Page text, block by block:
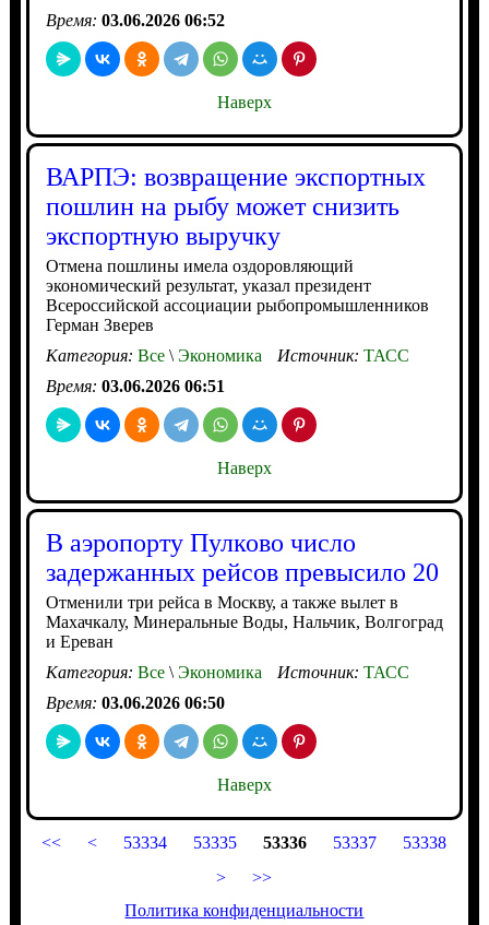
Время: 03.06.2026 06:52
Наверх
ВАРПЭ: возвращение экспортных
пошлин на рыбу может снизить
экспортную выручку
Отмена пошлины имела оздоровляющий
экономический результат, указал президент
Всероссийской ассоциации рыбопромышленников
Герман Зверев
Категория: Все\Экономика Источник: ТАСС
Время: 03.06.2026 06:51
Наверх
В аэропорту Пулково число
задержанных рейсов превысило 20
Отменили три рейса в Москву, а также вылет в
Махачкалу, Минеральные Воды, Нальчик, Волгоград
и Ереван
Категория: Все\Экономика Источник: ТАСС
Время: 03.06.2026 06:50
Наверх
<< < 53334 53335 53336 53337
53338
>
>>
Политика конфиденциальности